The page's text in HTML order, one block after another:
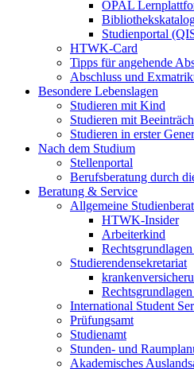
OPAL
Studienportal
HTWK-Card
Tipps für angehende
Abschluss und
Besondere Lebenslagen
Studieren mit Kind
Studieren mit
Studieren in erster
Nach dem Studium
Stellenportal
Berufsberatung durch
Beratung & Service
Allgemeine
HTWK-Insider
Arbeiterkind
Studierendensekretariat
International Student
Prüfungsamt
Studienamt
Stunden- und
Akademisches